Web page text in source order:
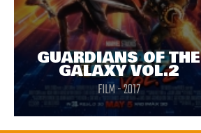
GUARDIANS OF THE
GALAXY VOL.2
FILM - 2017